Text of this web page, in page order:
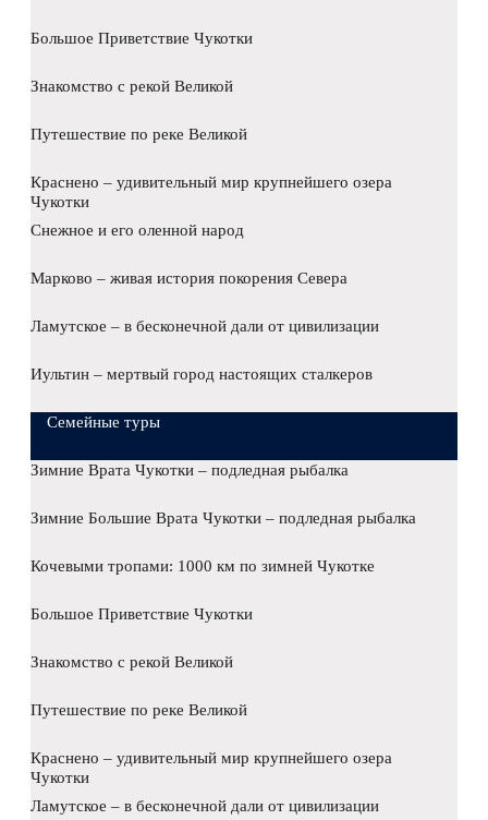
Большое Приветствие Чукотки
Знакомство с рекой Великой
Путешествие по реке Великой
Краснено – удивительный мир крупнейшего озера
Чукотки
Снежное и его оленной народ
Марково – живая история покорения Севера
Ламутское – в бесконечной дали от цивилизации
Иультин – мертвый город настоящих сталкеров
Семейные туры
Зимние Врата Чукотки – подледная рыбалка
Зимние Большие Врата Чукотки – подледная рыбалка
Кочевыми тропами: 1000 км по зимней Чукотке
Большое Приветствие Чукотки
Знакомство с рекой Великой
Путешествие по реке Великой
Краснено – удивительный мир крупнейшего озера
Чукотки
Ламутское – в бесконечной дали от цивилизации